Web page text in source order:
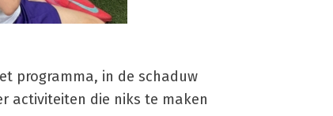
programma, in de schaduw
activiteiten die niks te maken